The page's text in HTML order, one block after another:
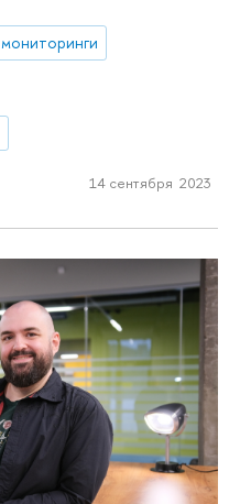
мониторинги
14 сентября 2023